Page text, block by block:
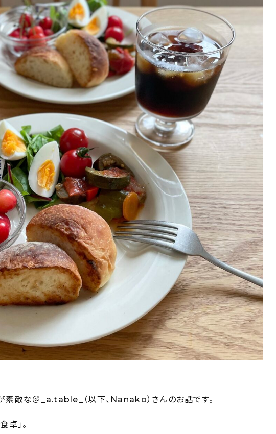
素敵な＠_a.table_ （以下、Nanako）さんのお話です。
卓」。